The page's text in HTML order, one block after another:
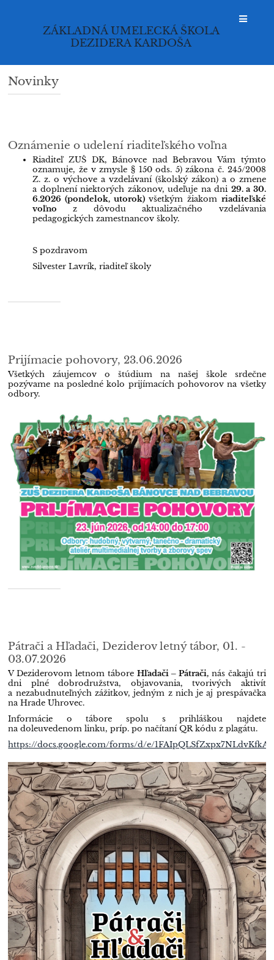
ZÁKLADNÁ UMELECKÁ ŠKOLA
DEZIDERA KARDOŠA
Novinky
Novinky
Oznámenie o udelení riaditeľského voľna
Riaditeľ ZUŠ DK, Bánovce nad Bebravou Vám týmto
oznamuje, že v zmysle § 150 ods. 5) zákona č. 245/2008
Z. z. o výchove a vzdelávaní (školský zákon) a o zmene
a doplnení niektorých zákonov, udeľuje na dni 29. a 30.
6.2026 (pondelok, utorok)všetkým žiakom riaditeľské
voľno z dôvodu aktualizačného vzdelávania
pedagogických zamestnancov školy.
S pozdravom
Silvester Lavrík, riaditeľ školy
Prijímacie pohovory, 23.06.2026
Všetkých záujemcov o štúdium na našej škole srdečne
pozývame na posledné kolo prijímacích pohovorov na všetky
odbory.
Pátrači a Hľadači, Deziderov letný tábor, 01. -
03.07.2026
V Deziderovom letnom tábore Hľadači – Pátrači, nás čakajú tri
dni plné dobrodružstva, objavovania, tvorivých aktivít
a nezabudnuteľných zážitkov, jedným z nich je aj prespávačka
na Hrade Uhrovec.
Informácie o tábore spolu s prihláškou najdete
na doleuvedenom linku, príp. po načítaní QR kódu z plagátu.
https://docs.google.com/forms/d/e/